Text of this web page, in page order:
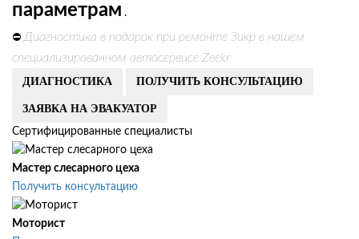
параметрам .
⛔ Диагностика в подарок при ремонте Зикр в нашем
специализированном автосервисе Zeekr
ДИАГНОСТИКА ПОЛУЧИТЬ КОНСУЛЬТАЦИЮ
ЗАЯВКА НА ЭВАКУАТОР
Сертифицированные специалисты
Мастер слесарного цеха
Получить консультацию
Моторист